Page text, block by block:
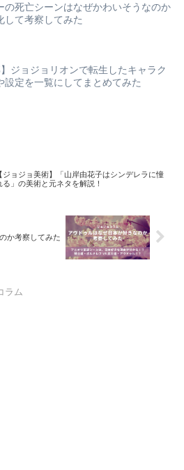
の死亡シーンはなぜかわいそうなのか
して考察してみた
】ジョジョリオンで転生したキャラク
設定を一覧にしてまとめてみた
ジョジョ美術】「山岸由花子はシンデレラに憧
る」の美術と元ネタを解説！
か考察してみた
ラム